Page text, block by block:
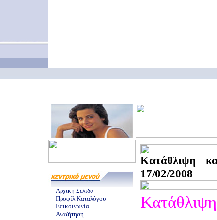
Αρχική Σελίδα
Προφίλ Καταλόγου
Επικοινωνία
Αναζήτηση
Κατάθλιψη
17/02/2008
Κατάθλιψη